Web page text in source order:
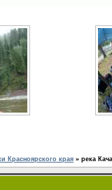
Красноярского края » река Кача